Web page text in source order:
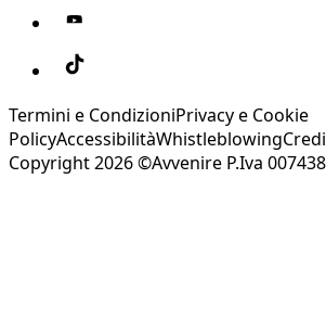
Termini e CondizioniPrivacy e Cookie
PolicyAccessibilitàWhistleblowing
Copyright 2026 ©Avvenire P.Iva